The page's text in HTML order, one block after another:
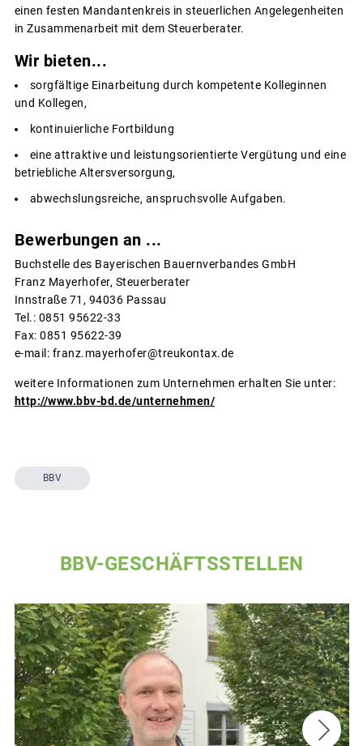
einen festen Mandantenkreis in steuerlichen Angelegenheiten
in Zusammenarbeit mit dem Steuerberater.
Wir bieten...
sorgfältige Einarbeitung durch kompetente Kolleginnen
und Kollegen,
kontinuierliche Fortbildung
eine attraktive und leistungsorientierte Vergütung und eine
betriebliche Altersversorgung,
abwechslungsreiche, anspruchsvolle Aufgaben.
Bewerbungen an ...
Buchstelle des Bayerischen Bauernverbandes GmbH
Franz Mayerhofer, Steuerberater
Innstraße 71, 94036 Passau
Tel.: 0851 95622-33
Fax: 0851 95622-39
e-mail: franz.mayerhofer@treukontax.de
weitere Informationen zum Unternehmen erhalten Sie unter:
http://www.bbv-bd.de/unternehmen/
BBV
BBV-GESCHÄFTSSTELLEN